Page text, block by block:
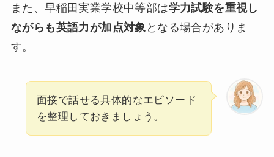
また、早稲田実業学校中等部は学力試験を重視し
ながらも英語力が加点対象 となる場合がありま
す。
面接で話せる具体的なエピソード
を整理しておきましょう。